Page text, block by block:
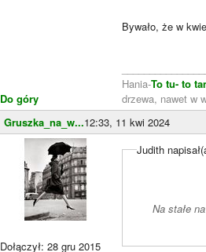
Do góry
Bywało, że w
Hania-To tu- to
drzewa, nawet w
Gruszka_na_w...12:33, 11 kwi 2024
Dołączył: 28 gru 2015
Judith
Na stałe